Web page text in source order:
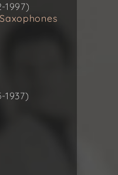
1997)
1937)